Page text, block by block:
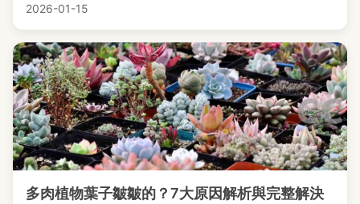
2026-01-15
多肉植物葉子皺皺的？7大原因解析與完整解決